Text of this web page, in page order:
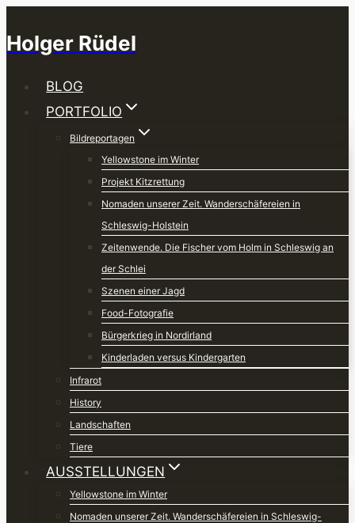
Inhalt
springen
Holger Rüdel
BLOG
PORTFOLIO
Bildreportagen
Yellowstone im Winter
Projekt Kitzrettung
Nomaden unserer Zeit. Wanderschäfereien in
Schleswig-Holstein
Zeitenwende. Die Fischer vom Holm in Schleswig an
der Schlei
Szenen einer Jagd
Food-Fotografie
Bürgerkrieg in Nordirland
Kinderladen versus Kindergarten
Infrarot
History
Landschaften
Tiere
AUSSTELLUNGEN
Yellowstone im Winter
Nomaden unserer Zeit. Wanderschäfereien in Schleswig-